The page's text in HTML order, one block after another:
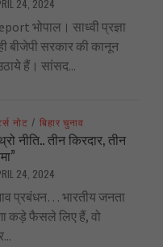
24, 2024
भोपाल। साध्वी प्रज्ञा
बीजेपी सरकार की कानून
हैं। सांसद...
नोट / बिहार चुनाव
नीति.. तीन किरदार, तीन
24, 2024
प्रबंधन… भारतीय जनता
कड़े फैसले लिए हैं, वो